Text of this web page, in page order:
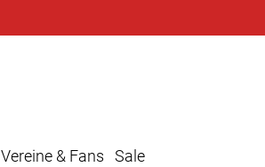
Vereine & Fans Sale